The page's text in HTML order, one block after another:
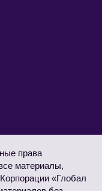
права
материалы,
«Глобал